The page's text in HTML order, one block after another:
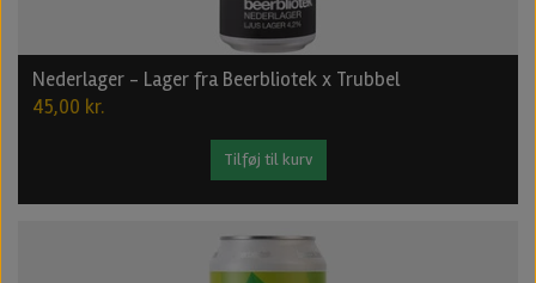
Nederlager - Lager fra Beerbliotek x Trubbel
45,00 kr.
Tilføj til kurv